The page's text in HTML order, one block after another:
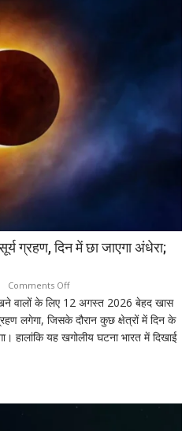
रिएक्शन,
आत्ममंथन
ऐलान
ग्रहण, दिन में छा जाएगा अंधेरा;
Comments Offon
12
अगस्त
को
सूर्य
वालों के लिए 12 अगस्त 2026 बेहद खास
लगेगा, जिसके दौरान कुछ क्षेत्रों में दिन के
हालांकि यह खगोलीय घटना भारत में दिखाई